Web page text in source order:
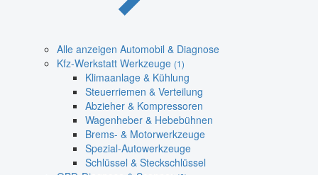
Alle anzeigen Automobil & Diagnose
Kfz-Werkstatt Werkzeuge (1)
Klimaanlage & Kühlung
Steuerriemen & Verteilung
Abzieher & Kompressoren
Wagenheber & Hebebühnen
Brems- & Motorwerkzeuge
Spezial-Autowerkzeuge
Schlüssel & Steckschlüssel